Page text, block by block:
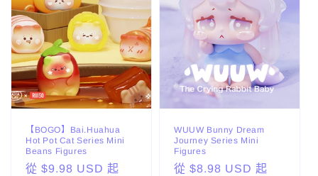
【BOGO】Bai.Huahua
Hot Pot Cat Series Mini
Beans Figures
定
從 $9.98 USD 起
WUUW Bunny Dream
Journey Series Mini
Figures
定
從 $8.98 USD 起